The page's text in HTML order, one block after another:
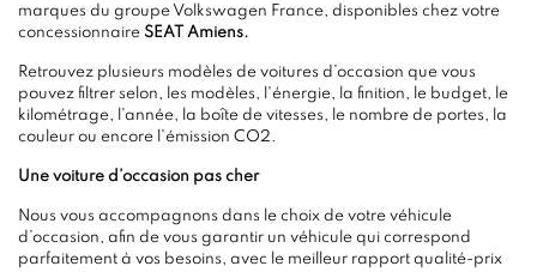
marques du groupe Volkswagen France, disponibles chez votre
concessionnaire SEAT Amiens.
Retrouvez plusieurs modèles de voitures d’occasion que vous
pouvez filtrer selon, les modèles, l'énergie, la finition, le budget, le
kilométrage, l'année, la boîte de vitesses, le nombre de portes, la
couleur ou encore l’émission CO2.
Une voiture d’occasion pas cher
Nous vous accompagnons dans le choix de votre véhicule
d’occasion, afin de vous garantir un véhicule qui correspond
parfaitement à vos besoins, avec le meilleur rapport qualité-prix